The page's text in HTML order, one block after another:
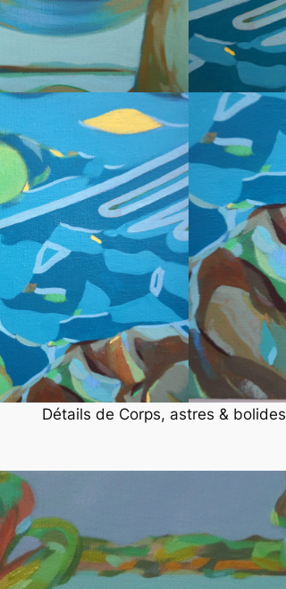
Détails de Corps, astres & bolides